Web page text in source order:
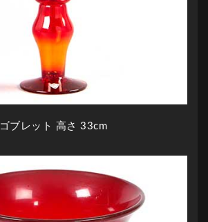
ゴブレット 高さ 33cm